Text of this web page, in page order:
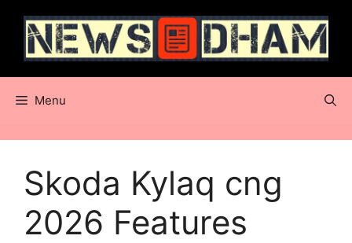
content
Menu
Skoda Kylaq cng
2026 Features